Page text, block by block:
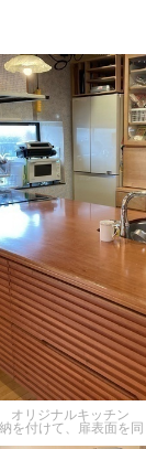
オリジナルキッチ
付けて、扉表面を同